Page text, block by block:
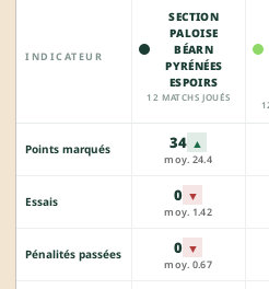
INDICATEUR
SECTION
PALOISE
BÉARN
PYRÉNÉES
ESPOIRS
12 MATCHS JOUÉS
Points marqués 34 ▲
moy. 24.4
Essais 0 ▼
moy. 1.42
Pénalités passées 0 ▼
moy. 0.67